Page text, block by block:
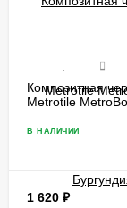
Композитная
Metrotile
В НАЛИЧИИ
1 620 ₽